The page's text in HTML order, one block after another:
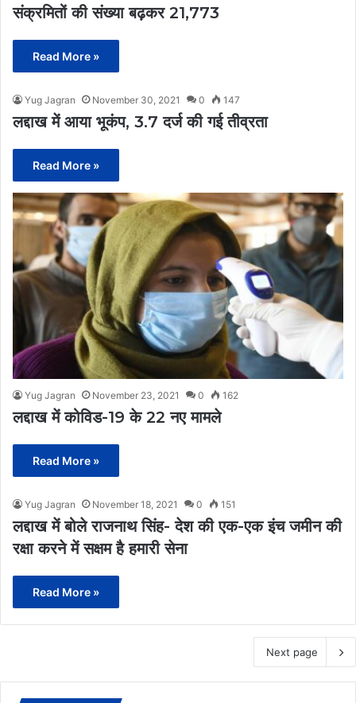
संक्रमितों की संख्या बढ़कर 21,773
Read More »
Yug Jagran November 30, 2021 0 147
लद्दाख में आया भूकंप, 3.7 दर्ज की गई तीव्रता
Read More »
Yug Jagran November 23, 2021 0 162
लद्दाख में कोविड-19 के 22 नए मामले
Read More »
Yug Jagran November 18, 2021 0 151
लद्दाख में बोले राजनाथ सिंह- देश की एक-एक इंच जमीन की
रक्षा करने में सक्षम है हमारी सेना
Read More »
Next page